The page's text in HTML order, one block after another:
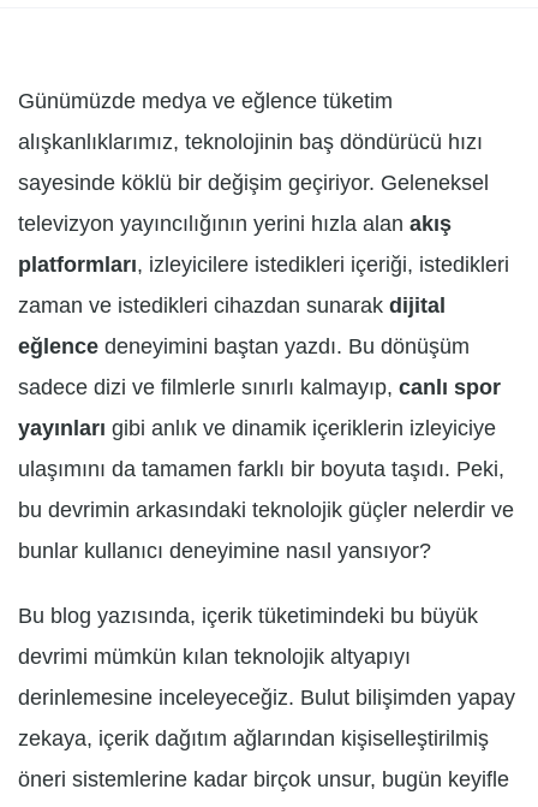
Günümüzde medya ve eğlence tüketim
alışkanlıklarımız, teknolojinin baş döndürücü hızı
sayesinde köklü bir değişim geçiriyor. Geleneksel
televizyon yayıncılığının yerini hızla alan akış
platformları, izleyicilere istedikleri içeriği, istedikleri
zaman ve istedikleri cihazdan sunarak dijital
eğlence deneyimini baştan yazdı. Bu dönüşüm
sadece dizi ve filmlerle sınırlı kalmayıp, canlı spor
yayınları gibi anlık ve dinamik içeriklerin izleyiciye
ulaşımını da tamamen farklı bir boyuta taşıdı. Peki,
bu devrimin arkasındaki teknolojik güçler nelerdir ve
bunlar kullanıcı deneyimine nasıl yansıyor?
Bu blog yazısında, içerik tüketimindeki bu büyük
devrimi mümkün kılan teknolojik altyapıyı
derinlemesine inceleyeceğiz. Bulut bilişimden yapay
zekaya, içerik dağıtım ağlarından kişiselleştirilmiş
öneri sistemlerine kadar birçok unsur, bugün keyifle